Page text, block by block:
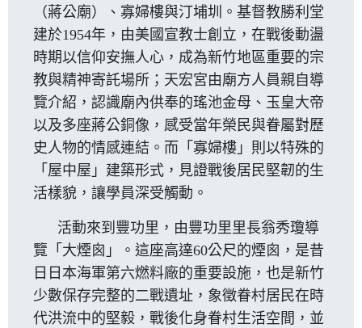
（蔣公廟）、寡婦樓與汀埔圳。基督教勝利堂
建於1954年，由美國宣教士創立，在戰後動盪
時期以信仰安撫人心，成為新竹地區重要的宗
教與精神寄託場所；天宏宮由廟方人員親自導
覽介紹，認識廟內供奉的瑤池金母、玉皇大帝
以及多座蔣公銅像，感受當年榮民與眷屬對歷
史人物的情感連結。而「寡婦樓」則以特殊的
「屋中屋」建築形式，見證戰後居民堅韌的生
活樣貌，讓學員深受觸動。
活動來到豐功里，由豐功里里長翁秀瓊導
覽「大煙囪」。這座高達60公尺的煙囪，是昔
日日本海軍第六燃料廠的重要設施，也是新竹
少數保存完整的二戰遺址，象徵眷村居民在時
代洪流中的堅毅，戰後化身眷村生活空間，並